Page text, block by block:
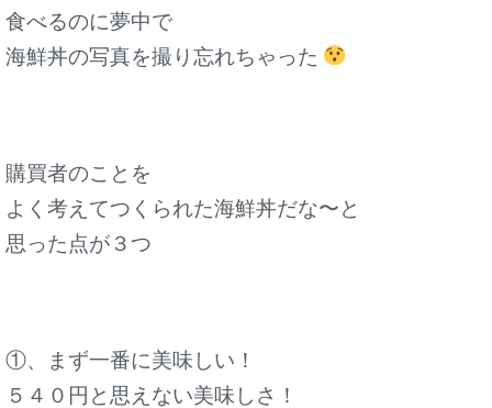
食べるのに夢中で
海鮮丼の写真を撮り忘れちゃった
購買者のことを
よく考えてつくられた海鮮丼だな〜と
思った点が３つ
①、まず一番に美味しい！
５４０円と思えない美味しさ！